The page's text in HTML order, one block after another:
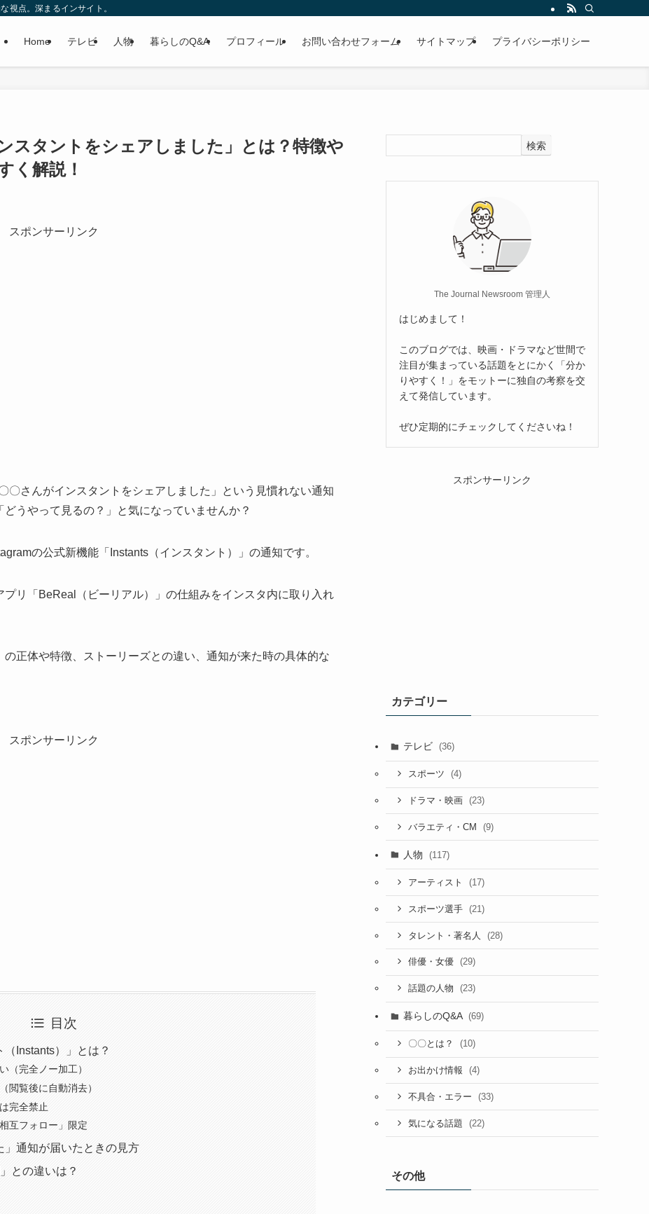
点。深まるインサイト。
Home テレビ 人物 暮らしのQ&A プロフィール お問い合わせフォーム サイトマップ プライバシーポリシー
スタントをシェアしました」とは？特徴や
く解説！
スポンサーリンク
〇さんがインスタントをシェアしました」という見慣れない通知
うやって見るの？」と気になっていませんか？
の公式新機能「Instants（インスタント）」の通知です。
リ「BeReal（ビーリアル）」の仕組みをインスタ内に取り入れ
正体や特徴、ストーリーズとの違い、通知が来た時の具体的な
スポンサーリンク
目次
Instants）」とは？
（完全ノー加工）
閲覧後に自動消去）
完全禁止
互フォロー」限定
」通知が届いたときの見方
との違いは？
検索
The Journal Newsroom 管理人
はじめまして！
このブログでは、映画・ドラマなど世間で
注目が集まっている話題をとにかく「分か
りやすく！」をモットーに独自の考察を交
えて発信しています。
ぜひ定期的にチェックしてくださいね！
スポンサーリンク
カテゴリー
テレビ (36)
スポーツ (4)
ドラマ・映画 (23)
バラエティ・CM (9)
人物 (117)
アーティスト (17)
スポーツ選手 (21)
タレント・著名人 (28)
俳優・女優 (29)
話題の人物 (23)
暮らしのQ&A (69)
〇〇とは？ (10)
お出かけ情報 (4)
不具合・エラー (33)
気になる話題 (22)
その他